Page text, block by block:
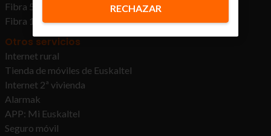
Fibra 500Mb, Móvil 50 GB y Fijo
Fibra 1Gb + Fijo
Otros servicios
Internet rural
Tienda de móviles de Euskaltel
Internet 2ª vivienda
Alarmak
APP: Mi Euskaltel
Seguro móvil
RECHAZAR